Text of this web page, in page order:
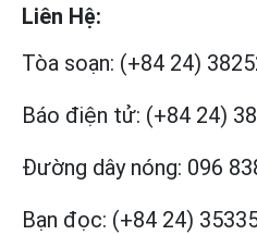
Liên Hệ:
Tòa soạn: (+84 24)
Báo điện tử: (+84 24)
Đường dây nóng: 096
Bạn đọc: (+84 24)